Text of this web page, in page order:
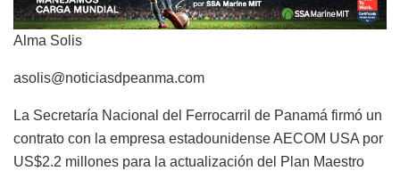
Alma Solis
asolis@noticiasdpeanma.com
La Secretaría Nacional del Ferrocarril de Panamá firmó un
contrato con la empresa estadounidense AECOM USA por
US$2.2 millones para la actualización del Plan Maestro